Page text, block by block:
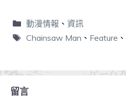
動漫情報 、 資訊
Chainsaw Man 、 Feature 、
留言